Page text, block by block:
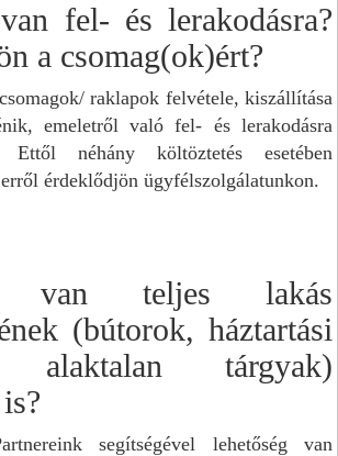
fel- és lerakodásra?
a csomag(ok)ért?
raklapok felvétele, kiszállítása
emeletről való fel- és lerakodásra
Ettől néhány költöztetés esetében
erről érdeklődjön ügyfélszolgálatunkon.
van teljes lakás
(bútorok, háztartási
alaktalan tárgyak)
segítségével lehetőség van